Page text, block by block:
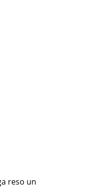
reso un